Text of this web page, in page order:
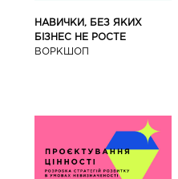
НАВИЧКИ, БЕЗ ЯКИХ
БІЗНЕС НЕ РОСТЕ
ВОРКШОП